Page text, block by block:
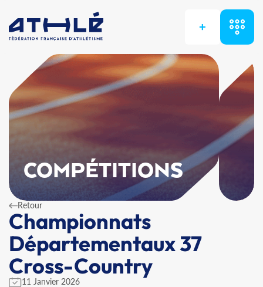
+
COMPÉTITIONS
Retour
Championnats
Départementaux 37
Cross-Country
11 Janvier 2026